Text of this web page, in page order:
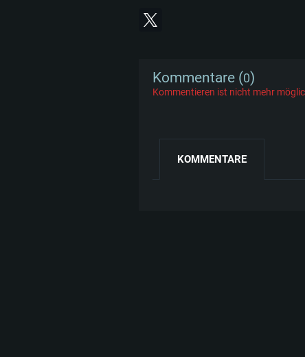
Kommentare (0)
Kommentieren ist nicht mehr
KOMMENTARE